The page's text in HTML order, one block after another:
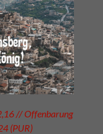
// Offenbarung
(PUR)